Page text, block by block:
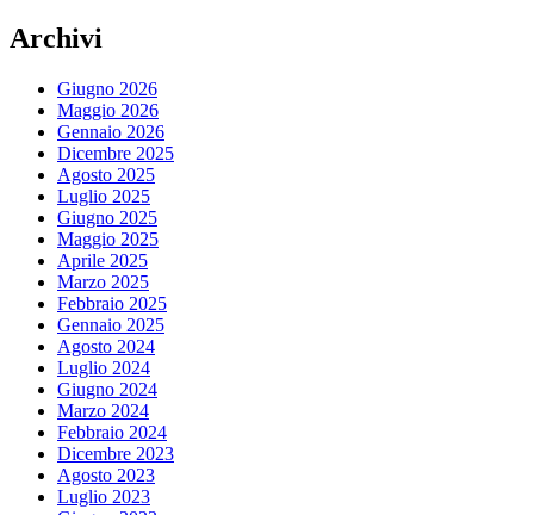
Archivi
Giugno 2026
Maggio 2026
Gennaio 2026
Dicembre 2025
Agosto 2025
Luglio 2025
Giugno 2025
Maggio 2025
Aprile 2025
Marzo 2025
Febbraio 2025
Gennaio 2025
Agosto 2024
Luglio 2024
Giugno 2024
Marzo 2024
Febbraio 2024
Dicembre 2023
Agosto 2023
Luglio 2023